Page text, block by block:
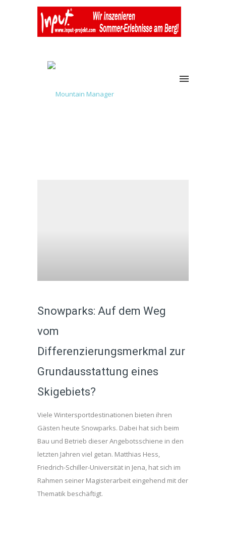
Snowparks: Auf dem Weg
vom
Differenzierungsmerkmal zur
Grundausstattung eines
Skigebiets?
Viele Wintersportdestinationen bieten ihren
Gästen heute Snowparks. Dabei hat sich beim
Bau und Betrieb dieser Angebotsschiene in den
letzten Jahren viel getan. Matthias Hess,
Friedrich-Schiller-Universität in Jena, hat sich im
Rahmen seiner Magisterarbeit eingehend mit der
Thematik beschäftigt.